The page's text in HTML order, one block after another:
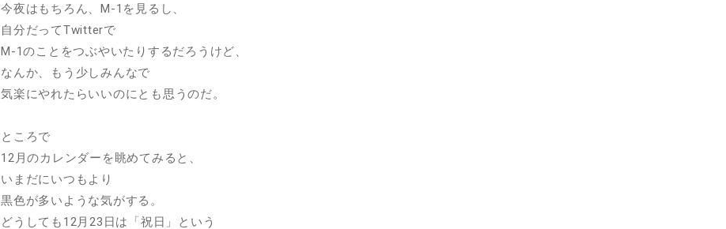
今夜はもちろん、M-1を見るし、
自分だってTwitterで
M-1のことをつぶやいたりするだろうけど、
なんか、もう少しみんなで
気楽にやれたらいいのにとも思うのだ。
ところで
12月のカレンダーを眺めてみると、
いまだにいつもより
黒色が多いような気がする。
どうしても12月23日は「祝日」という